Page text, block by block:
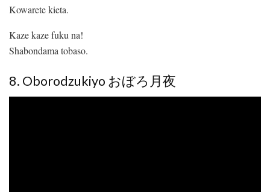
Kowarete kieta.
Kaze kaze fuku na!
Shabondama tobaso.
8. Oborodzukiyo おぼろ月夜